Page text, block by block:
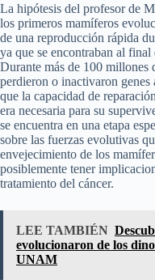
La hipótesis del profesor de
los primeros mamíferos
de una reproducción rápida
ya que se encontraban al
Durante más de 100 millones
perdieron o inactivaron genes
que la capacidad de
era necesaria para su
se encuentra en una etapa
sobre las fuerzas evolutivas
envejecimiento de los
posiblemente tener
tratamiento del cáncer.
LEE TAMBIÉN
evolucionaron de los
UNAM